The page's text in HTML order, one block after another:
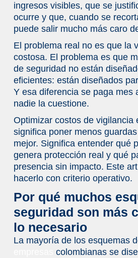
Seguridad híbrida: más
menor costo por evento
Cómo justificar la
ante la gerencia
Del gasto al indicador:
ROI en seguridad
Los costos que no
factura de vigilancia
Lo que debe revisar antes
presupuesto de seguridad
Conclusión
FAQ (Optimizar costos de
¿Es posible reducir
sin comprometer la
¿Qué es más rentable:
seguridad o un
remoto?
¿Las falsas alarmas
para la empresa?
ingresos visibles, que se
ocurre y que, cuando se
puede salir mucho más caro
El problema real no es que la
costosa. El problema es que
de seguridad no están
eficientes: están diseñados
Y esa diferencia se paga mes
nadie la cuestione.
Optimizar costos de vigilancia
significa poner menos
mejor. Significa entender qué
genera protección real y qué
presencia sin impacto. Este
hacerlo con criterio operativo.
Por qué muchos
seguridad son más
lo necesario
La mayoría de los esquemas
colombianas se